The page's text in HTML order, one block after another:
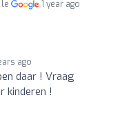
le 1 year ago
ago
daar ! Vraag
kinderen !